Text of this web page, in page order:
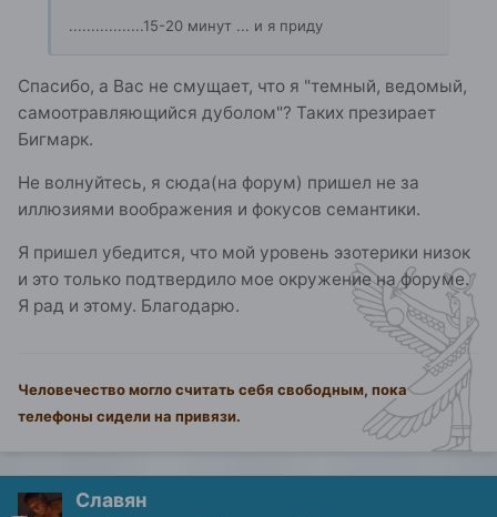
.................15-20 минут ... и я приду
Спасибо, а Вас не смущает, что я "темный, ведомый,
самоотравляющийся дуболом"? Таких презирает
Бигмарк.
Не волнуйтесь, я сюда(на форум) пришел не за
иллюзиями воображения и фокусов семантики.
Я пришел убедится, что мой уровень эзотерики низок
и это только подтвердило мое окружение на форуме.
Я рад и этому. Благодарю.
Человечество могло считать себя свободным, пока
телефоны сидели на привязи.
Славян